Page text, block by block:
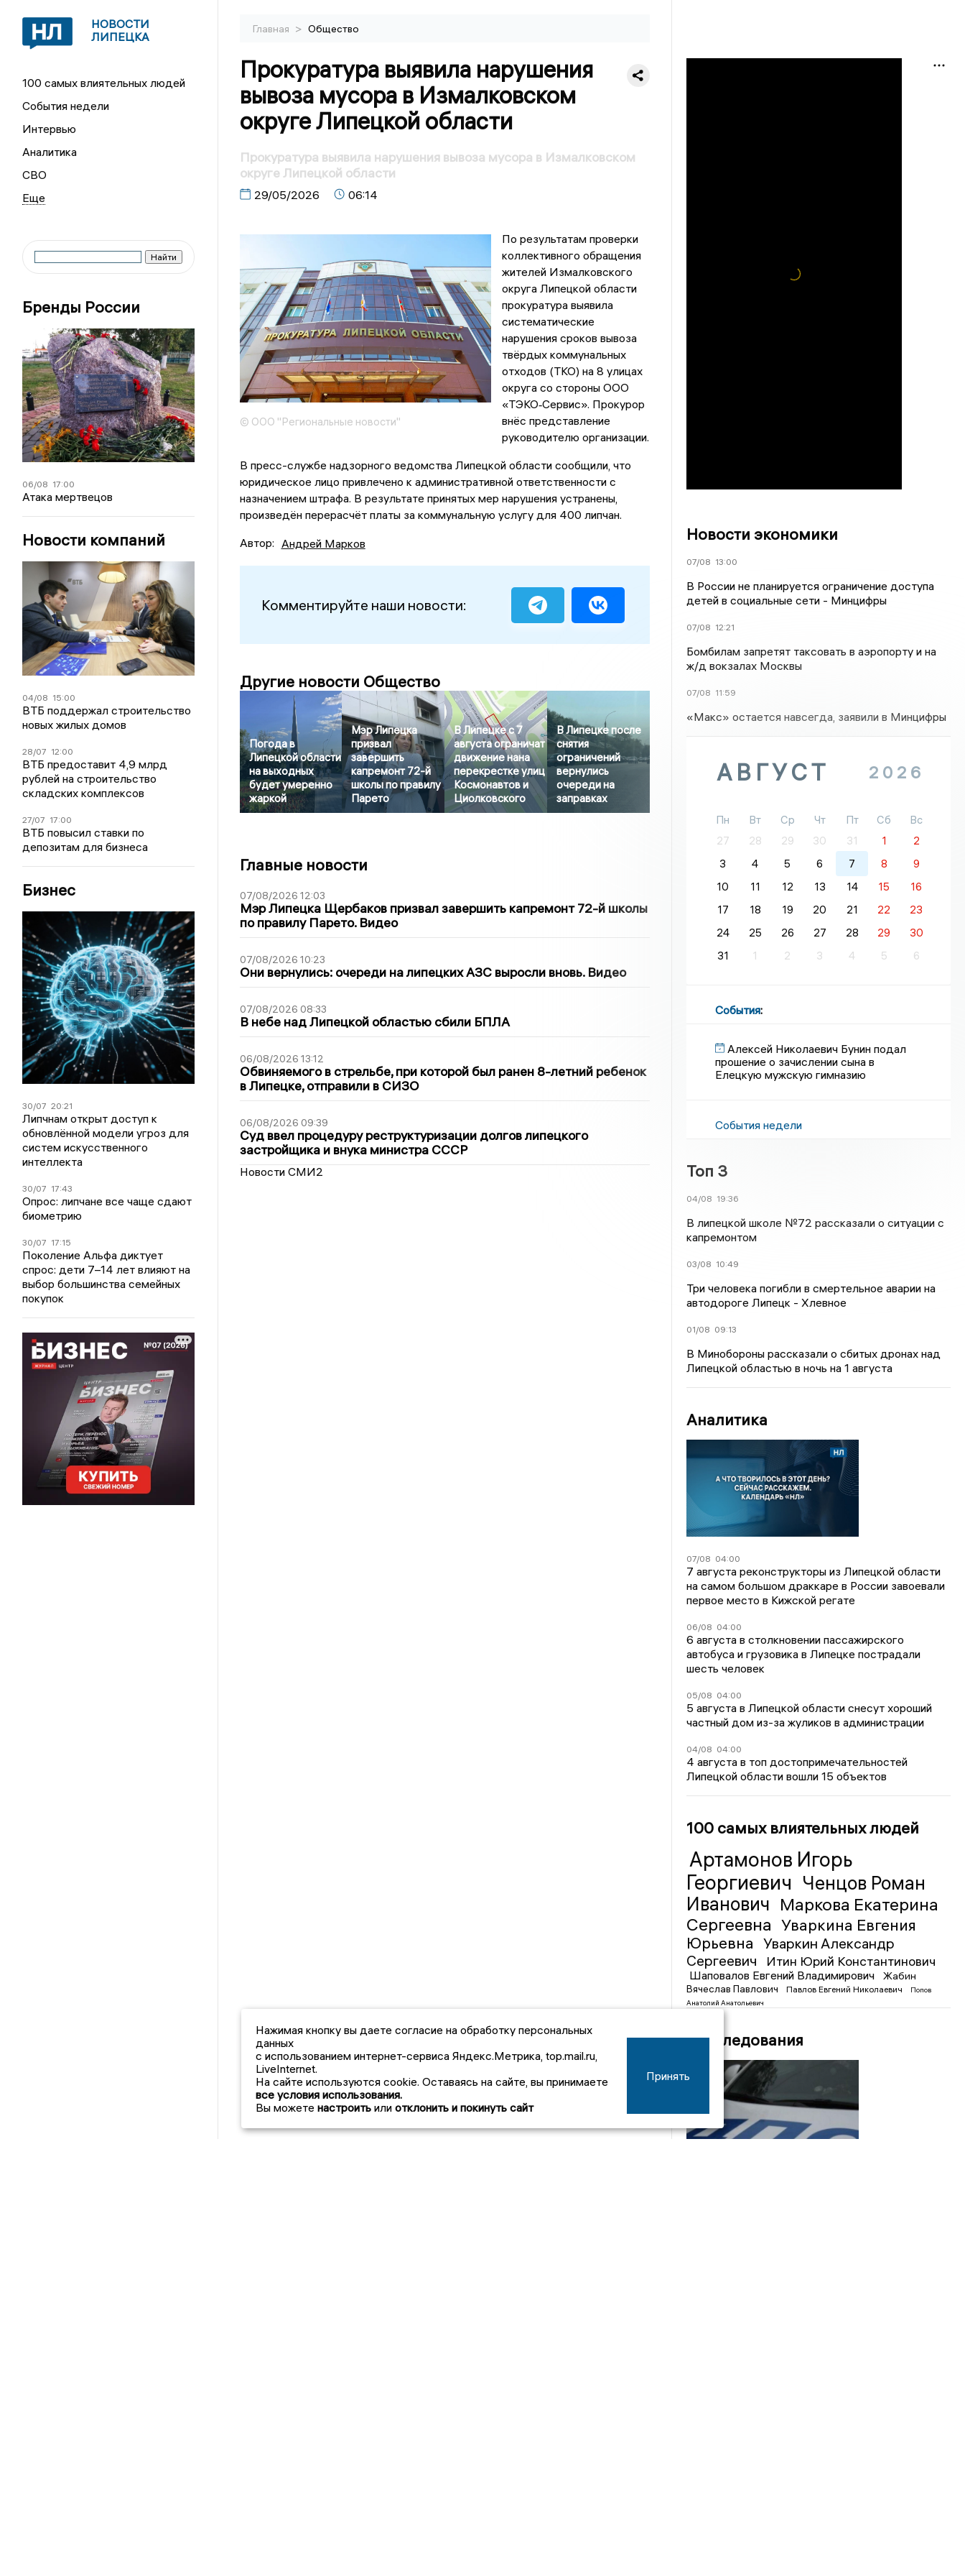
НОВОСТИ
ЛИПЕЦКА
100 самых влиятельных людей
События недели
Интервью
Аналитика
СВО
Бренды России
06/08 17:00
Атака мертвецов
Новости компаний
04/08 15:00
ВТБ поддержал строительство
новых жилых домов
28/07 12:00
ВТБ предоставит 4,9 млрд
рублей на строительство
складских комплексов
27/07 17:00
ВТБ повысил ставки по
депозитам для бизнеса
Бизнес
30/07 20:21
Липчнам открыт доступ к
обновлённой модели угроз для
систем искусственного
интеллекта
30/07 17:43
Опрос: липчане все чаще сдают
биометрию
30/07 17:15
Поколение Альфа диктует
спрос: дети 7–14 лет влияют на
выбор большинства семейных
покупок
Главная > Общество
Прокуратура выявила нарушения
вывоза мусора в Измалковском
округе Липецкой области
Прокуратура выявила нарушения вывоза мусора в Измалковском
округе Липецкой области
29/05/2026 06:14
© ООО "Региональные новости"
По результатам проверки
коллективного обращения
жителей Измалковского
округа Липецкой области
прокуратура выявила
систематические
нарушения сроков вывоза
твёрдых коммунальных
отходов (ТКО) на 8 улицах
округа со стороны ООО
«ТЭКО‑Сервис». Прокурор
внёс представление
руководителю организации.
В пресс-службе надзорного ведомства Липецкой области сообщили, что
юридическое лицо привлечено к административной ответственности с
назначением штрафа. В результате принятых мер нарушения устранены,
произведён перерасчёт платы за коммунальную услугу для 400 липчан.
Автор: Андрей Марков
Комментируйте наши новости:
Другие новости Общество
Погода в
Липецкой области
на выходных
будет умеренно
жаркой
Мэр Липецка
призвал
завершить
капремонт 72-й
школы по правилу
Парето
В Липецке с 7
августа ограничат
движение нана
перекрестке улиц
Космонавтов и
Циолковского
В Липецке после
снятия
ограничений
вернулись
очереди на
заправках
Главные новости
07/08/2026 12:03
Мэр Липецка Щербаков призвал завершить капремонт 72-й школы
по правилу Парето. Видео
07/08/2026 10:23
Они вернулись: очереди на липецких АЗС выросли вновь. Видео
07/08/2026 08:33
В небе над Липецкой областью сбили БПЛА
06/08/2026 13:12
Обвиняемого в стрельбе, при которой был ранен 8-летний ребенок
в Липецке, отправили в СИЗО
06/08/2026 09:39
Суд ввел процедуру реструктуризации долгов липецкого
застройщика и внука министра СССР
Новости СМИ2
Новости экономики
07/08 13:00
В России не планируется ограничение доступа
детей в социальные сети - Минцифры
07/08 12:21
Бомбилам запретят таксовать в аэропорту и на
ж/д вокзалах Москвы
07/08 11:59
«Макс» остается навсегда, заявили в Минцифры
АВГУСТ 2026
Пн Вт Ср Чт Пт Сб
Вс
27
28 29 30 31 1
2
3
4 5 6 7 8
9
10
11 12 13 14 15
16
17
18 19 20 21 22
23
24
25 26 27 28 29
30
31
1 2 3 4 5 6
События:
Алексей Николаевич Бунин подал
прошение о зачислении сына в
Елецкую мужскую гимназию
События недели
Топ 3
04/08 19:36
В липецкой школе №72 рассказали о ситуации с
капремонтом
03/08 10:49
Три человека погибли в смертельное аварии на
автодороге Липецк - Хлевное
01/08 09:13
В Минобороны рассказали о сбитых дронах над
Липецкой областью в ночь на 1 августа
Аналитика
07/08 04:00
7 августа реконструкторы из Липецкой области
на самом большом драккаре в России завоевали
первое место в Кижской регате
06/08 04:00
6 августа в столкновении пассажирского
автобуса и грузовика в Липецке пострадали
шесть человек
05/08 04:00
5 августа в Липецкой области снесут хороший
частный дом из-за жуликов в администрации
04/08 04:00
4 августа в топ достопримечательностей
Липецкой области вошли 15 объектов
100 самых влиятельных людей
Артамонов Игорь
Георгиевич Ченцов Роман
Иванович Маркова Екатерина
Сергеевна Уваркина Евгения
Юрьевна
Уваркин Александр
Сергеевич
Итин Юрий Константинович
Шаповалов Евгений Владимирович
Жабин
Вячеслав Павлович
Павлов Евгений Николаевич
Попов
Анатолий Анатольевич
Расследования
Нажимая кнопку вы даете согласие на обработку персональных
данных
с использованием интернет-сервиса Яндекс.Метрика, top.mail.ru,
LiveInternet.
На сайте используются cookie. Оставаясь на сайте, вы принимаете
все условия использования.
Вы можете настроить или отклонить и покинуть сайт
Принять